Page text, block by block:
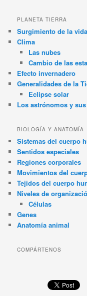
PLANETA TIERRA
Surgimiento de la vida
Clima
Las nubes
Cambio de las
Efecto invernadero
Generalidades de la
Eclipse solar
Los astrónomos y
BIOLOGÍA Y ANATOMÍA
Sistemas del cuerpo
Sentidos especiales
Regiones corporales
Movimientos del
Tejidos del cuerpo
Niveles de
Células
Genes
Anatomía animal
COMPÁRTENOS